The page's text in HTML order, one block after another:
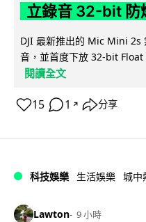
立錄音 32-bit 防
DJI 最新推出的 Mic Mini 2s
音，並首度下放 32-bit
閱讀全文
15 1 ↗ 分享
科技娛樂 生活娛樂 城中
Lawton 9 小時